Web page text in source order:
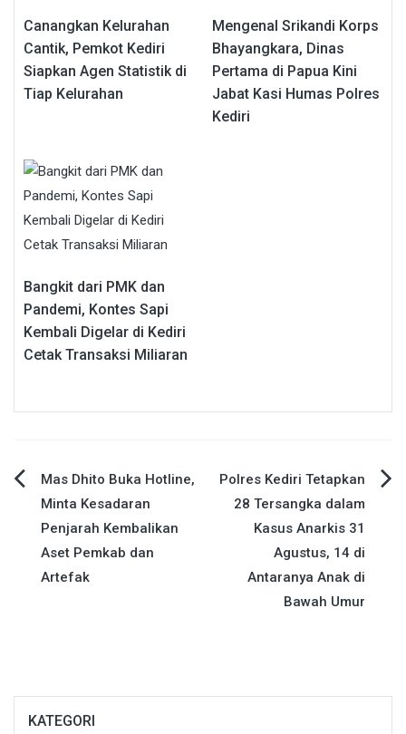
Canangkan Kelurahan
Cantik, Pemkot Kediri
Siapkan Agen Statistik di
Tiap Kelurahan
Mengenal Srikandi Korps
Bhayangkara, Dinas
Pertama di Papua Kini
Jabat Kasi Humas Polres
Kediri
Bangkit dari PMK dan
Pandemi, Kontes Sapi
Kembali Digelar di Kediri
Cetak Transaksi Miliaran
Navigasi
pos
Mas Dhito Buka Hotline,
Minta Kesadaran
Penjarah Kembalikan
Aset Pemkab dan
Artefak
Polres Kediri Tetapkan
28 Tersangka dalam
Kasus Anarkis 31
Agustus, 14 di
Antaranya Anak di
Bawah Umur
KATEGORI